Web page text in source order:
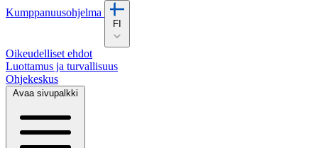
Kumppanuusohjelma
FI
Oikeudelliset ehdot
Luottamus ja turvallisuus
Ohjekeskus
Avaa sivupalkki